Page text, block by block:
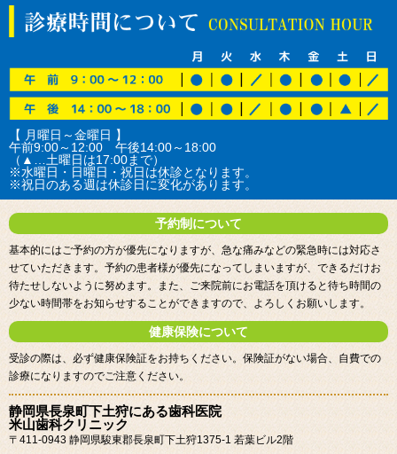
【 月曜日～金曜日 】
午前9:00～12:00 午後14:00～18:00
（▲…土曜日は17:00まで）
※水曜日・日曜日・祝日は休診となります。
※祝日のある週は休診日に変化があります。
予約制について
基本的にはご予約の方が優先になりますが、急な痛みなどの緊急時には対応さ
せていただきます。予約の患者様が優先になってしまいますが、できるだけお
待たせしないように努めます。また、ご来院前にお電話を頂けると待ち時間の
少ない時間帯をお知らせすることができますので、よろしくお願いします。
健康保険について
受診の際は、必ず健康保険証をお持ちください。保険証がない場合、自費での
診療になりますのでご注意ください。
静岡県長泉町下土狩にある歯科医院
米山歯科クリニック
〒411-0943 静岡県駿東郡長泉町下土狩1375-1 若葉ビル2階